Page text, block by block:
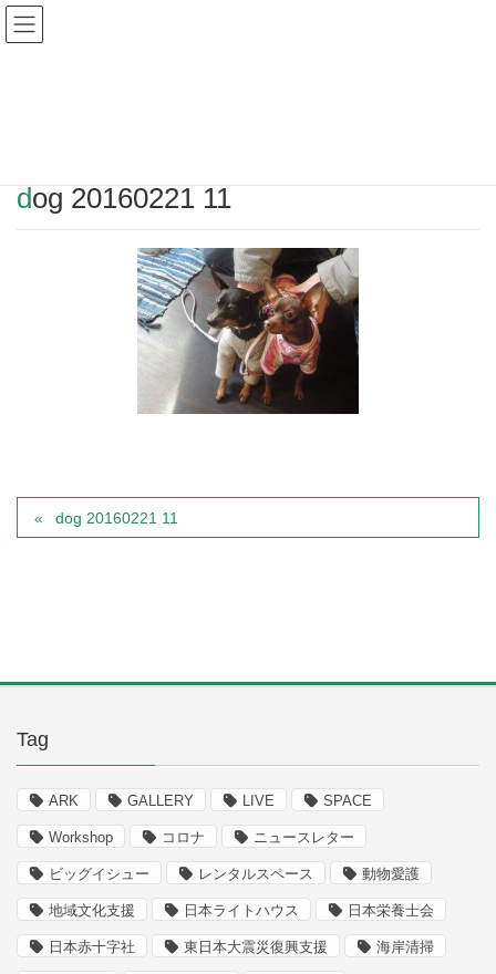
Warning
dog 20160221 11
dog 20160221 11
Tag
ARK GALLERY LIVE SPACE
Workshop コロナ ニュースレター
ビッグイシュー レンタルスペース 動物愛護
地域文化支援 日本ライトハウス 日本栄養士会
日本赤十字社 東日本大震災復興支援 海岸清掃